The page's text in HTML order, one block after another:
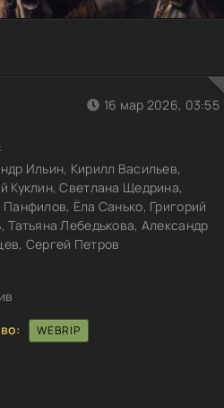
16 мар 2026, 03:55
Ильин, Кирилл Васильев,
Куклин, Светлана Щедрина,
Панфилов, Ёла Санько, Григорий
Татьяна Лебедькова, Александр
Сергей Петров
WEBRIP